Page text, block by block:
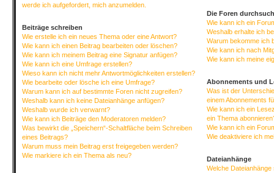
werde ich aufgefordert, mich anzumelden.
Beiträge schreiben
Wie erstelle ich ein neues Thema oder eine Antwort?
Wie kann ich einen Beitrag bearbeiten oder löschen?
Wie kann ich meinem Beitrag eine Signatur anfügen?
Wie kann ich eine Umfrage erstellen?
Wieso kann ich nicht mehr Antwortmöglichkeiten erstellen?
Wie bearbeite oder lösche ich eine Umfrage?
Warum kann ich auf bestimmte Foren nicht zugreifen?
Weshalb kann ich keine Dateianhänge anfügen?
Weshalb wurde ich verwarnt?
Wie kann ich Beiträge den Moderatoren melden?
Was bewirkt die „Speichern“-Schaltfläche beim Schreiben
eines Beitrags?
Warum muss mein Beitrag erst freigegeben werden?
Wie markiere ich ein Thema als neu?
Die Foren
Wie kann ich ein
Weshalb erhalte ich
Warum bekomme ich
Wie kann ich nach
Wie kann ich meine
Abonnements und
Was ist der
einem Abonnements
Wie kann ich ein
ein Thema
Wie kann ich ein
Wie deaktiviere ich
Dateianhänge
Welche